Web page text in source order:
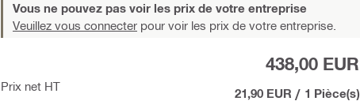
Vous ne pouvez pas voir les prix de votre entreprise
Veuillez vous connecter pour voir les prix de votre entreprise.
Prix net HT
438,00 EUR
21,90 EUR / 1 Pièce(s)